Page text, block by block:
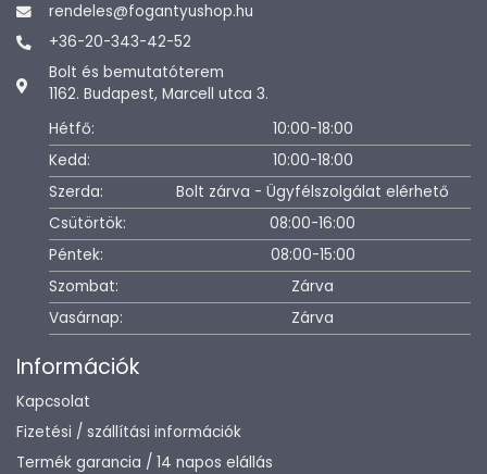
rendeles@fogantyushop.hu
+36-20-343-42-52
Bolt és bemutatóterem
1162. Budapest, Marcell utca 3.
Hétfő:
10:00-18:00
Kedd:
10:00-18:00
Szerda:
Bolt zárva - Ügyfélszolgálat elérhető
Csütörtök:
08:00-16:00
Péntek:
08:00-15:00
Szombat:
Zárva
Vasárnap:
Zárva
Információk
Kapcsolat
Fizetési / szállítási információk
Termék garancia / 14 napos elállás